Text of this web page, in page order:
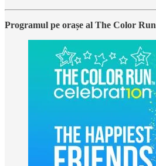
Programul pe orașe al The Color Run